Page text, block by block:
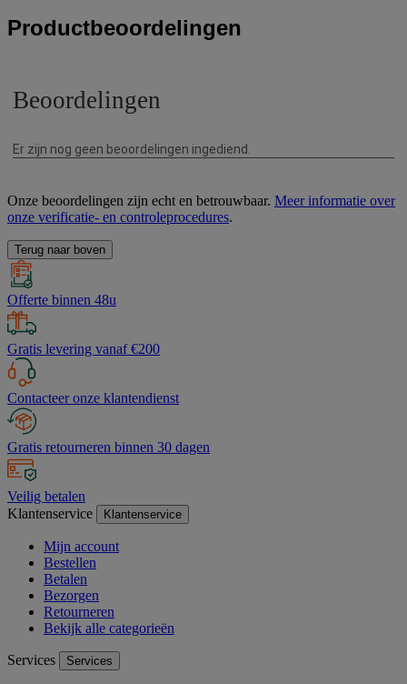
Productbeoordelingen
Onze beoordelingen zijn echt en betrouwbaar. Meer informatie over
onze verificatie- en controleprocedures.
Terug naar boven
Offerte binnen 48u
Gratis levering vanaf €200
Contacteer onze klantendienst
Gratis retourneren binnen 30 dagen
Veilig betalen
Klantenservice
Klantenservice
Mijn account
Bestellen
Betalen
Bezorgen
Retourneren
Bekijk alle categorieën
Services Services